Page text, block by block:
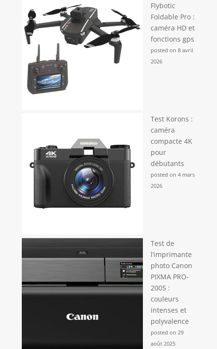
Flybotic
Foldable Pro :
caméra HD et
fonctions gps
posted on 8 avril
2026
Test Korons :
caméra
compacte 4K
pour
débutants
posted on 4 mars
2026
Test de
l’imprimante
photo Canon
PIXMA PRO-
200S :
couleurs
intenses et
polyvalence
posted on 29
août 2025